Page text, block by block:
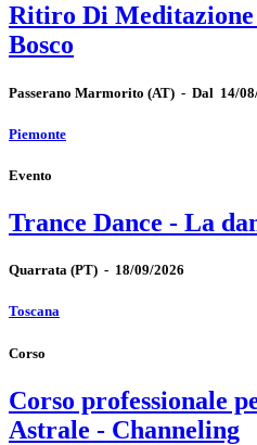
Ritiro Di
Bosco
Passerano Marmorito (AT) - Dal 14/
Piemonte
Evento
Trance Dance - La
Quarrata (PT) - 18/09/2026
Toscana
Corso
Corso professionale
Astrale - Channeling